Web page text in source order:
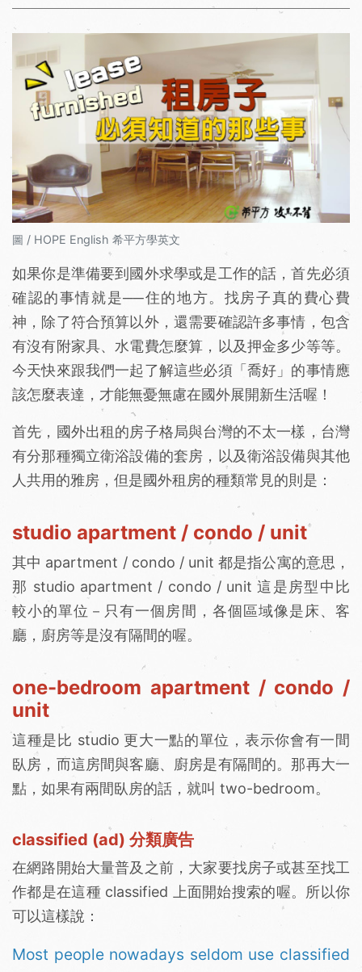
圖 / HOPE English 希平方學英文
如果你是準備要到國外求學或是工作的話，首先必須
確認的事情就是──住的地方。找房子真的費心費
神，除了符合預算以外，還需要確認許多事情，包含
有沒有附家具、水電費怎麼算，以及押金多少等等。
今天快來跟我們一起了解這些必須「喬好」的事情應
該怎麼表達，才能無憂無慮在國外展開新生活喔！
首先，國外出租的房子格局與台灣的不太一樣，台灣
有分那種獨立衛浴設備的套房，以及衛浴設備與其他
人共用的雅房，但是國外租房的種類常見的則是：
studio apartment / condo / unit
其中 apartment / condo / unit 都是指公寓的意思，
那 studio apartment / condo / unit 這是房型中比
較小的單位－只有一個房間，各個區域像是床、客
廳，廚房等是沒有隔間的喔。
one-bedroom apartment / condo /
unit
這種是比 studio 更大一點的單位，表示你會有一間
臥房，而這房間與客廳、廚房是有隔間的。那再大一
點，如果有兩間臥房的話，就叫 two-bedroom。
classified (ad) 分類廣告
在網路開始大量普及之前，大家要找房子或甚至找工
作都是在這種 classified 上面開始搜索的喔。所以你
可以這樣說：
Most people nowadays seldom use classified